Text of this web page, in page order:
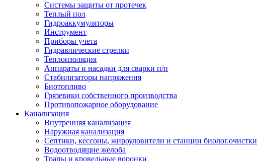
Системы защиты от протечек
Теплый пол
Гидроаккумуляторы
Инструмент
Приборы учета
Гидравлические стрелки
Теплоизоляция
Аппараты и насадки для сварки п/п
Стабилизаторы напряжения
Биотопливо
Грязевики собственного производства
Противопожарное оборудование
Канализация
Внутренняя канализация
Наружная канализация
Септики, кессоны, жироуловители и станции биолог.очистки
Водоотводящие желоба
Трапы и кровельные воронки